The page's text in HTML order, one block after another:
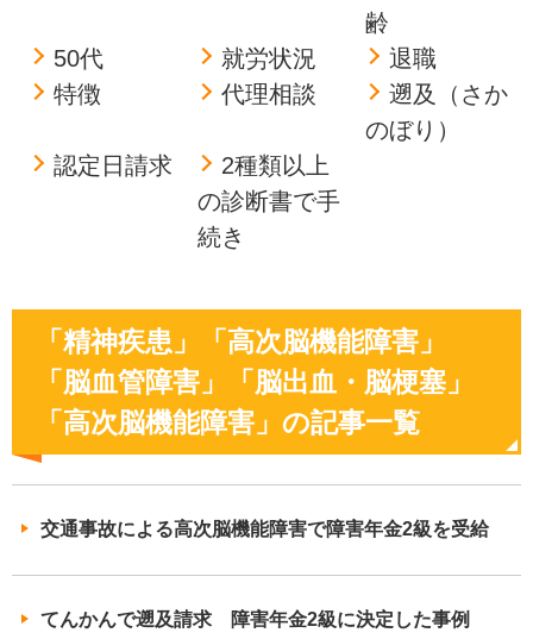
齢
50代
就労状況
退職
特徴
代理相談
遡及（さか
のぼり）
認定日請求
2種類以上
の診断書で手
続き
「精神疾患」「高次脳機能障害」
「脳血管障害」「脳出血・脳梗塞」
「高次脳機能障害」の記事一覧
交通事故による高次脳機能障害で障害年金2級を受給
てんかんで遡及請求 障害年金2級に決定した事例